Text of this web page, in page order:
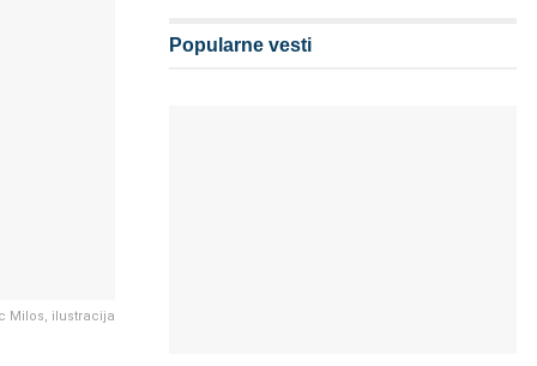
Milos, ilustracija
Popularne vesti